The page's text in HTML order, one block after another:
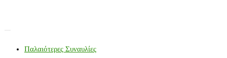
Παλαιότερες Συναυλίες